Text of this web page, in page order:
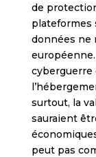
de
plateformes
données ne
cyberguerre
surtout, la
sauraient
peut pas